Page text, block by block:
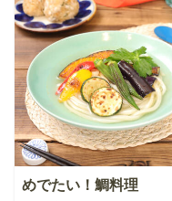
めでたい！鯛料理